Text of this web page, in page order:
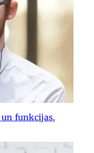
funkcijas,